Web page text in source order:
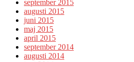
september 2015
augusti 2015
juni 2015
maj 2015
april 2015
september 2014
augusti 2014